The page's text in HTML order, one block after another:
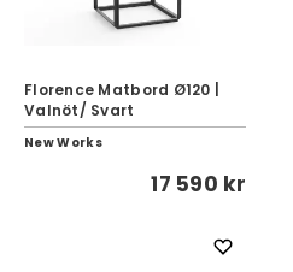
Florence Matbord Ø120 |
Valnöt/ Svart
New Works
17 590 kr